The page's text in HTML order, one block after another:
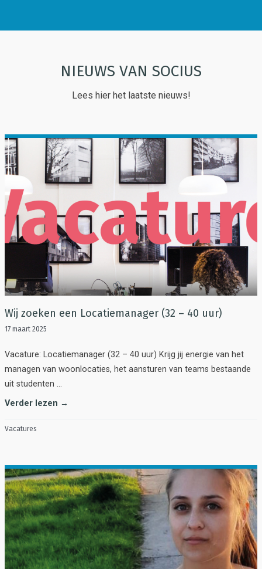
NIEUWS VAN SOCIUS
Lees hier het laatste nieuws!
Wij zoeken een Locatiemanager (32 – 40 uur)
17 maart 2025
Vacature: Locatiemanager (32 – 40 uur) Krijg jij energie van het
managen van woonlocaties, het aansturen van teams bestaande
uit studenten …
Verder lezen →
Vacatures